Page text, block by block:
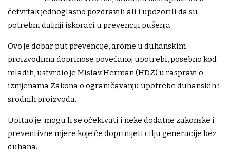
četvrtak jednoglasno pozdravili ali i upozorili da su
potrebni daljnji iskoraci u prevenciji pušenja.
Ovo je dobar put prevencije, arome u duhanskim
proizvodima doprinose povećanoj upotrebi, posebno kod
mladih, ustvrdio je Mislav Herman (HDZ) u raspravi o
izmjenama Zakona o ograničavanju upotrebe duhanskih i
srodnih proizvoda.
Upitao je mogu li se očekivati i neke dodatne zakonske i
preventivne mjere koje će doprinijeti cilju generacije bez
duhana.